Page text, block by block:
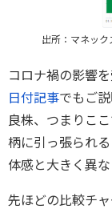
出所：マネック
コロナ禍の影響
日付記事でもご
良株、つまりこ
柄に引っ張られ
体感と大きく異
先ほどの比較チ